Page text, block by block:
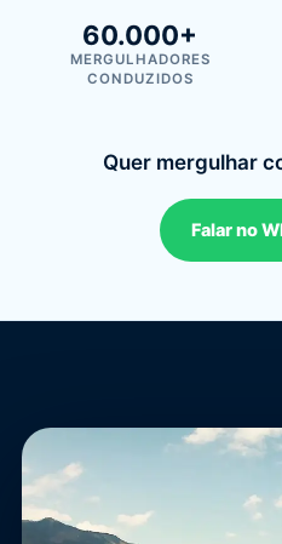
60.000+
MERGULHADORES
CONDUZIDOS
Quer mergulhar
Falar no